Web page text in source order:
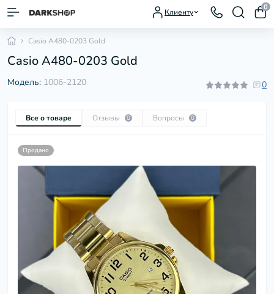
Клиенту
0
Casio A480-0203 Gold
Casio A480-0203 Gold
Модель: 1006-2120 0
Все о товаре Отзывы 0 Вопросы 0
Продано